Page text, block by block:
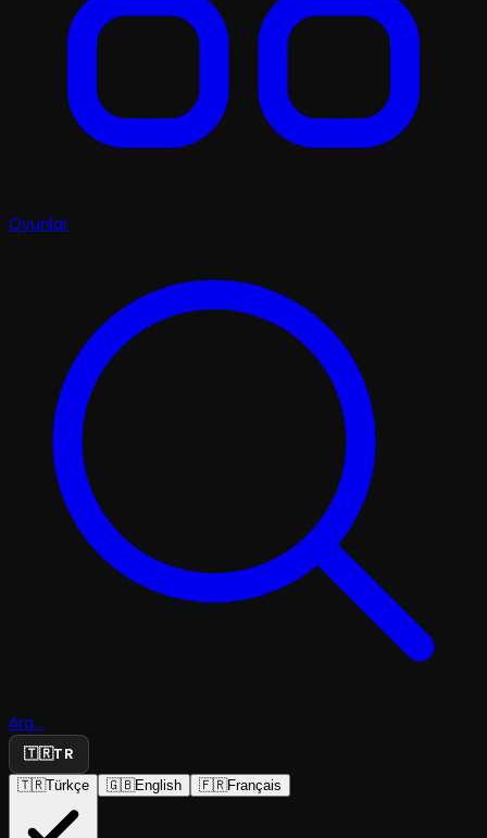
Oyunlar
Ara...
🇹🇷TR
🇹🇷Türkçe 🇬🇧English 🇫🇷Français